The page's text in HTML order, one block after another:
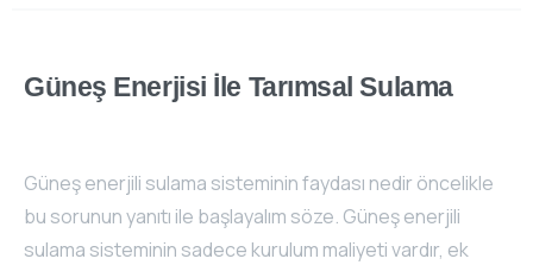
Güneş Enerjisi İle Tarımsal Sulama
Güneş enerjili sulama sisteminin faydası nedir öncelikle
bu sorunun yanıtı ile başlayalım söze. Güneş enerjili
sulama sisteminin sadece kurulum maliyeti vardır, ek